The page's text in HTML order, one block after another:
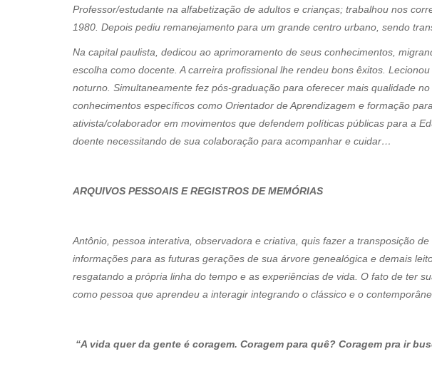
Professor/estudante na alfabetização de adultos e crianças; trabalhou nos
1980. Depois pediu remanejamento para um grande centro urbano, sendo
Na capital paulista, dedicou ao aprimoramento de seus conhecimentos,
escolha como docente. A carreira profissional lhe rendeu bons êxitos.
noturno. Simultaneamente fez pós-graduação para oferecer mais qualidade
conhecimentos específicos como Orientador de Aprendizagem e formação
ativista/colaborador em movimentos que defendem políticas públicas para a
doente necessitando de sua colaboração para acompanhar e cuidar…
ARQUIVOS PESSOAIS E REGISTROS DE MEMÓRIAS
Antônio, pessoa interativa, observadora e criativa, quis fazer a transposição
informações para as futuras gerações de sua árvore genealógica e demais
resgatando a própria linha do tempo e as experiências de vida. O fato de ter
como pessoa que aprendeu a interagir integrando o clássico e o
“A vida quer da gente é coragem. Coragem para quê? Coragem pra ir
Mário S.